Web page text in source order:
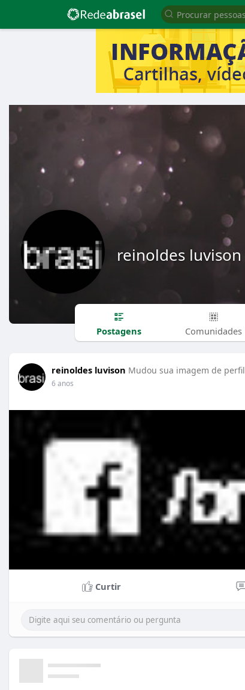
reinoldes luvison
Postagens Comunidades
reinoldes luvison Mudou sua imagem de perfil
6 anos
Curtir